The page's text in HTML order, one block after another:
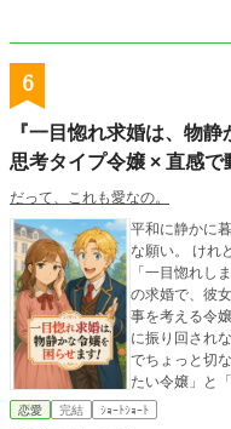
6
『一目惚れ求婚は、物
思考タイプ令嬢 × 直感
だって、これも愛なの。
平和に静かに
な願い。 けれ
「一目惚れし
の求婚で、彼女
事を考える令
に振り回され
でちょっと切
たい令嬢」と
す。
恋愛 完結 ｼｮｰﾄｼｮｰﾄ